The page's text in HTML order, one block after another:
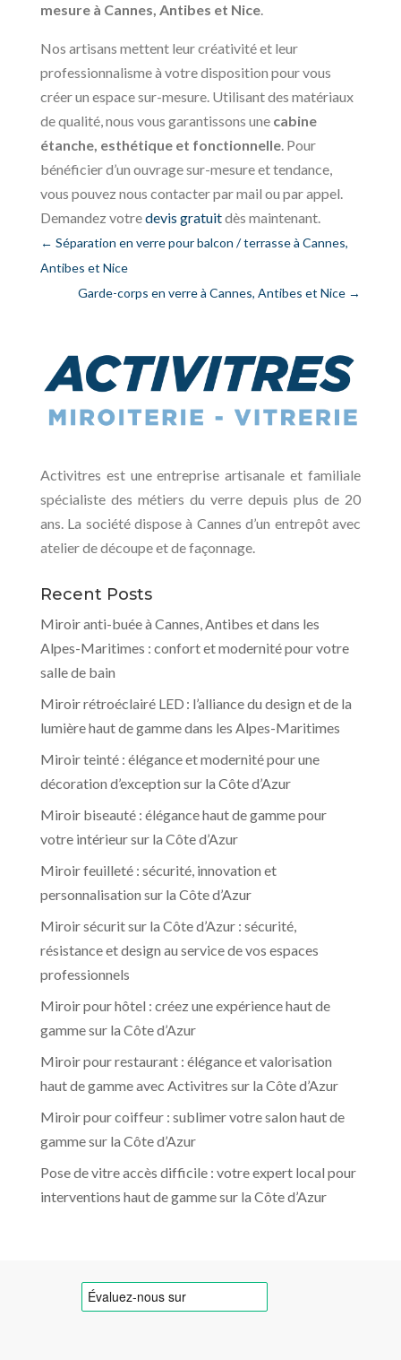
mesure à Cannes, Antibes et Nice.
Nos artisans mettent leur créativité et leur
professionnalisme à votre disposition pour vous
créer un espace sur-mesure. Utilisant des matériaux
de qualité, nous vous garantissons une cabine
étanche, esthétique et fonctionnelle. Pour
bénéficier d’un ouvrage sur-mesure et tendance,
vous pouvez nous contacter par mail ou par appel.
Demandez votredevis gratuitdès maintenant.
← Séparation en verre pour balcon / terrasse à Cannes,
Antibes et Nice
Garde-corps en verre à Cannes, Antibes et Nice →
Activitres est une entreprise artisanale et familiale
spécialiste des métiers du verre depuis plus de 20
ans. La société dispose à Cannes d’un entrepôt avec
atelier de découpe et de façonnage.
Recent Posts
Miroir anti-buée à Cannes, Antibes et dans les
Alpes-Maritimes : confort et modernité pour votre
salle de bain
Miroir rétroéclairé LED : l’alliance du design et de la
lumière haut de gamme dans les Alpes-Maritimes
Miroir teinté : élégance et modernité pour une
décoration d’exception sur la Côte d’Azur
Miroir biseauté : élégance haut de gamme pour
votre intérieur sur la Côte d’Azur
Miroir feuilleté : sécurité, innovation et
personnalisation sur la Côte d’Azur
Miroir sécurit sur la Côte d’Azur : sécurité,
résistance et design au service de vos espaces
professionnels
Miroir pour hôtel : créez une expérience haut de
gamme sur la Côte d’Azur
Miroir pour restaurant : élégance et valorisation
haut de gamme avec Activitres sur la Côte d’Azur
Miroir pour coiffeur : sublimer votre salon haut de
gamme sur la Côte d’Azur
Pose de vitre accès difficile : votre expert local pour
interventions haut de gamme sur la Côte d’Azur